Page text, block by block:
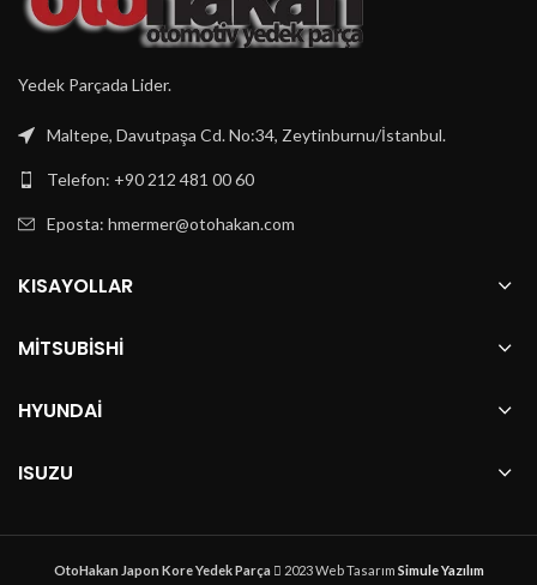
Yedek Parçada Lider.
Maltepe, Davutpaşa Cd. No:34, Zeytinburnu/İstanbul.
Telefon: +90 212 481 00 60
Eposta: hmermer@otohakan.com
KISAYOLLAR
MITSUBISHI
HYUNDAI
ISUZU
OtoHakan Japon Kore Yedek Parça 2023 Web Tasarım Simule Yazılım